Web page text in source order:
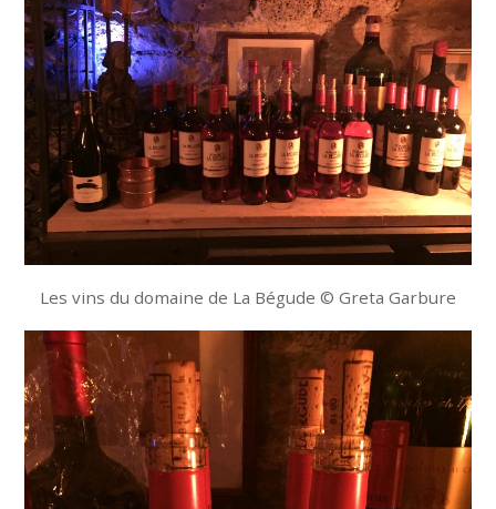
Les vins du domaine de La Bégude © Greta Garbure